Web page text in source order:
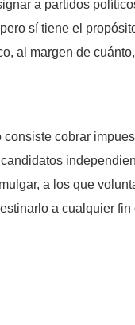
a partidos
sí tiene el
al margen de
cobrar
a los que
a cualquier